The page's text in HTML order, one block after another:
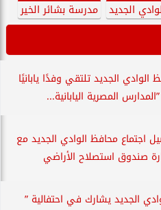
الجديد مدرسة بشائر الخير
الوادي الجديد تلتقي وفدًا يابانيًا
المصرية اليابانية...
اجتماع محافظ الوادي الجديد مع
صندوق استصلاح الأراضي
الجديد يشارك في احتفالية ”